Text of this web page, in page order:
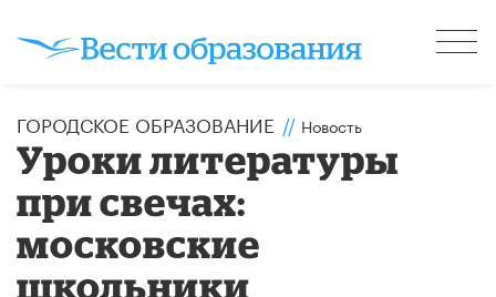
ГОРОДСКОЕ ОБРАЗОВАНИЕ // Новость
Уроки литературы
при свечах:
московские
школьники